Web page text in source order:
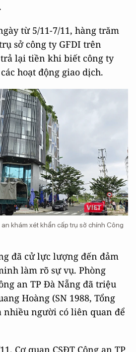
từ 5/11-7/11, hàng trăm
sở công ty GFDI trên
lại tiền khi biết công ty
hoạt động giao dịch.
an khám xét khẩn cấp trụ sở chính Công
đã cử lực lượng đến đảm
làm rõ sự vụ. Phòng
an TP Đà Nẵng đã triệu
Hoàng (SN 1988, Tổng
nhiều người có liên quan để
Cơ quan CSĐT Công an TP